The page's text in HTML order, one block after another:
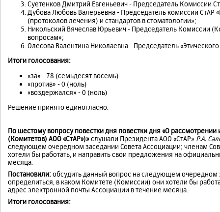
Суетенков Дмитрий Евгеньевич - Председатель Комиссии
Дубова Любовь Валерьевна - Председатель комиссии СтАР
(протоколов лечения) и стандартов в стоматологии»;
Никольский Вячеслав Юрьевич - Председатель Комиссии
вопросам»;
Олесова Валентина Николаевна - Председатель
Итоги голосования:
«за» - 78 (семьдесят восемь)
«против» - 0 (ноль)
«воздержался» - 0 (ноль)
Решение принято единогласно.
По шестому вопросу повестки дня повестки дня «О
(Комитетов) АОО «СтАР»)»слушали Президента АОО «СтАР» Р.А.
следующем очередном заседании Совета Ассоциации; членам
хотели бы работать, и направить свои предложения на
месяца.
Постановили:обсудить данный вопрос на следующем очередном
определиться, в каком Комитете (Комиссии) они хотели бы
адрес электронной почты Ассоциации в течение месяца.
Итоги голосования: